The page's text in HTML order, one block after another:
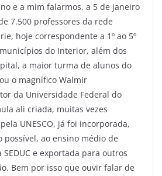
e a mim falarmos, a 5 de janeiro
7.500 professores da rede
hoje correspondente a 1º ao 5º
do Interior, além dos
a maior turma de alunos do
o magnífico Walmir
da Universidade Federal do
ali criada, muitas vezes
UNESCO, já foi incorporada,
possível, ao ensino médio de
e exportada para outros
Bem por isso que ouvir falar de